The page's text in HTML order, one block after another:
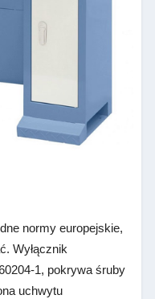
normy europejskie,
Wyłącznik
1, pokrywa śruby
uchwytu